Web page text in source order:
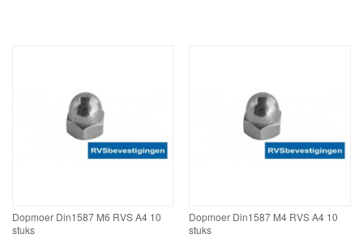
Dopmoer Din1587 M6 RVS A4 10
stuks
Dopmoer Din1587 M4 RVS A4 10
stuks